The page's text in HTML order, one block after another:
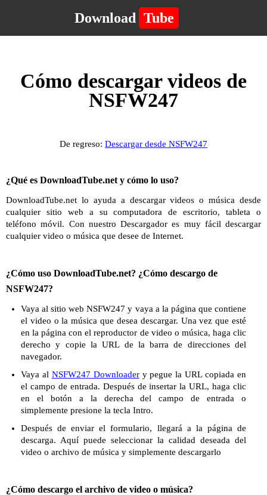
Download Tube
Cómo descargar videos de
NSFW247
De regreso: Descargar desde NSFW247
¿Qué es DownloadTube.net y cómo lo uso?
DownloadTube.net lo ayuda a descargar videos o música desde
cualquier sitio web a su computadora de escritorio, tableta o
teléfono móvil. Con nuestro Descargador es muy fácil descargar
cualquier video o música que desee de Internet.
¿Cómo uso DownloadTube.net? ¿Cómo descargo de
NSFW247?
Vaya al sitio web NSFW247 y vaya a la página que contiene
el video o la música que desea descargar. Una vez que esté
en la página con el reproductor de video o música, haga clic
derecho y copie la URL de la barra de direcciones del
navegador.
Vaya al NSFW247 Downloadery pegue la URL copiada en
el campo de entrada. Después de insertar la URL, haga clic
en el botón a la derecha del campo de entrada o
simplemente presione la tecla Intro.
Después de enviar el formulario, llegará a la página de
descarga. Aquí puede seleccionar la calidad deseada del
video o archivo de música y simplemente descargarlo
¿Cómo descargo el archivo de video o música?